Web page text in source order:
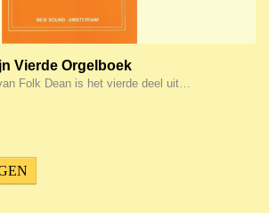
Vierde Orgelboek
Folk Dean is het vierde deel uit…